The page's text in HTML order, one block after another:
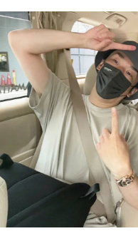
トピックス
TBS Podcast
お知らせ
イベント・グッズ
YouTube
会社情報